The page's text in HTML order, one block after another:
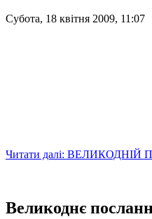
Субота, 18 квітня 2009, 11:07
Читати далі:
Великоднє